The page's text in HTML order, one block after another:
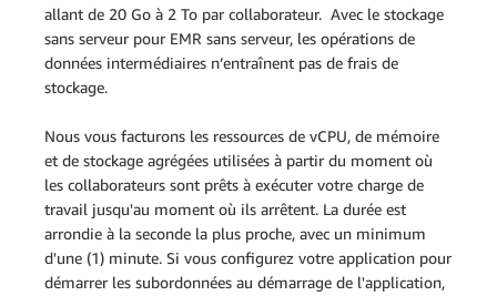
allant de 20 Go à 2 To par collaborateur. Avec le stockage
sans serveur pour EMR sans serveur, les opérations de
données intermédiaires n’entraînent pas de frais de
stockage.
Nous vous facturons les ressources de vCPU, de mémoire
et de stockage agrégées utilisées à partir du moment où
les collaborateurs sont prêts à exécuter votre charge de
travail jusqu'au moment où ils arrêtent. La durée est
arrondie à la seconde la plus proche, avec un minimum
d'une (1) minute. Si vous configurez votre application pour
démarrer les subordonnées au démarrage de l'application,